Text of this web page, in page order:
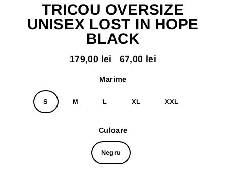
TRICOU OVERSIZE
UNISEX LOST IN HOPE
BLACK
Pret
179,00 leiPret67,00 lei
Marime
S M L XL XXL
Culoare
Negru